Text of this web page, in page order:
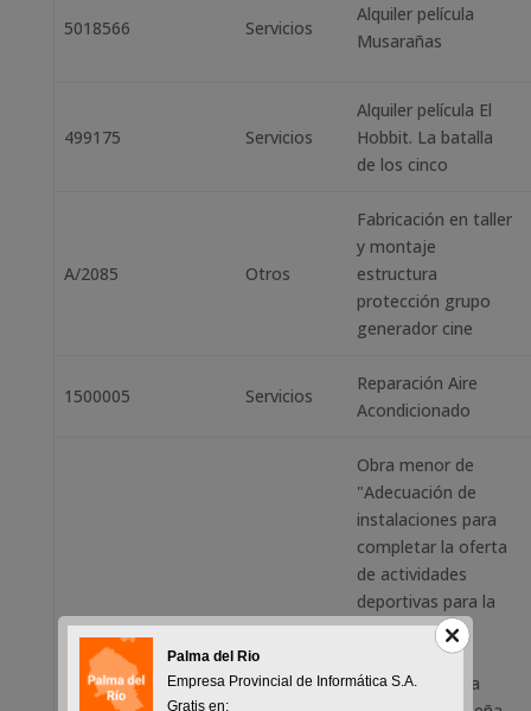
5018566 Servicios
Alquiler película
Musarañas
499175 Servicios
Alquiler película El
Hobbit. La batalla
de los cinco
A/2085 Otros
Fabricación en taller
y montaje
estructura
protección grupo
generador cine
1500005 Servicios
Reparación Aire
Acondicionado
FEDER 3.1B/20/OB-
Obra menor de
"Adecuación de
instalaciones para
completar la oferta
de actividades
deportivas para la
promoción de
Saludables de la
Palma del Rio
Empresa Provincial de Informática S.A.
Gratis en: